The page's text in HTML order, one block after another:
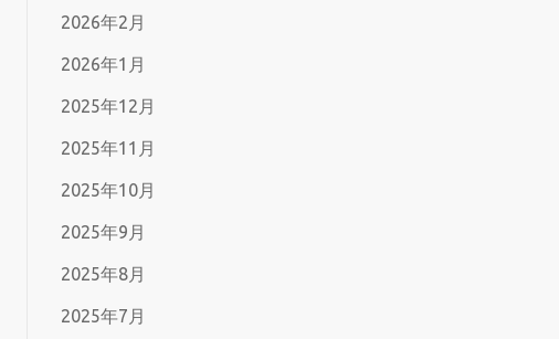
2026年2月
2026年1月
2025年12月
2025年11月
2025年10月
2025年9月
2025年8月
2025年7月